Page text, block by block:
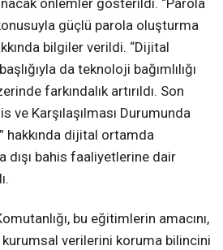
güçlü parola oluşturma
bilgiler verildi. “Dijital
da teknoloji bağımlılığı
farkındalık artırıldı. Son
ve Karşılaşılması Durumunda
hakkında dijital ortamda
dışı bahis faaliyetlerine dair
bu eğitimlerin amacını,
kurumsal verilerini koruma bilincini